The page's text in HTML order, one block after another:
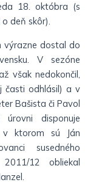
18. októbra (s
deň skôr).
výrazne dostal do
V sezóne
však nedokončil,
časti odhlásil) a v
Bašista či Pavol
disponuje
v ktorom sú Ján
susedného
12 obliekal